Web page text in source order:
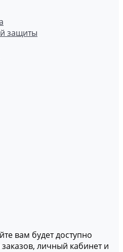
защиты
вам будет доступно
личный кабинет и